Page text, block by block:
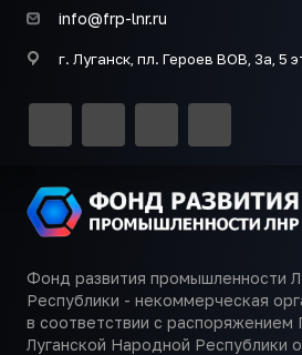
info@frp-lnr.ru
г. Луганск, пл. Героев ВОВ, 3а, 5
Фонд развития промышленности
Республики - некоммерческая
в соответствии с распоряжением
Луганской Народной Республики